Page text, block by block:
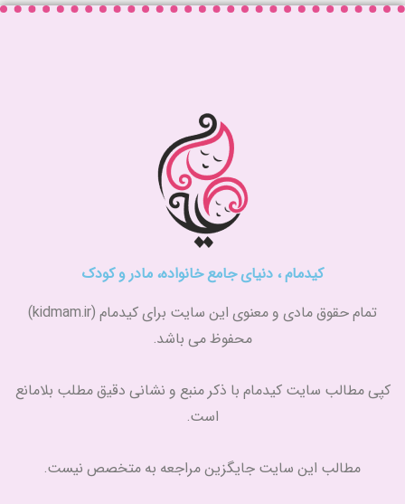
کیدمام ، دنیای جامع خانواده، مادر و کودک
تمام حقوق مادی و معنوی این سایت برای کیدمام (kidmam.ir)
محفوظ می باشد.
کپی مطالب سایت کیدمام با ذکر منبع و نشانی دقیق مطلب بلامانع
است.
مطالب این سایت جایگزین مراجعه به متخصص نیست.